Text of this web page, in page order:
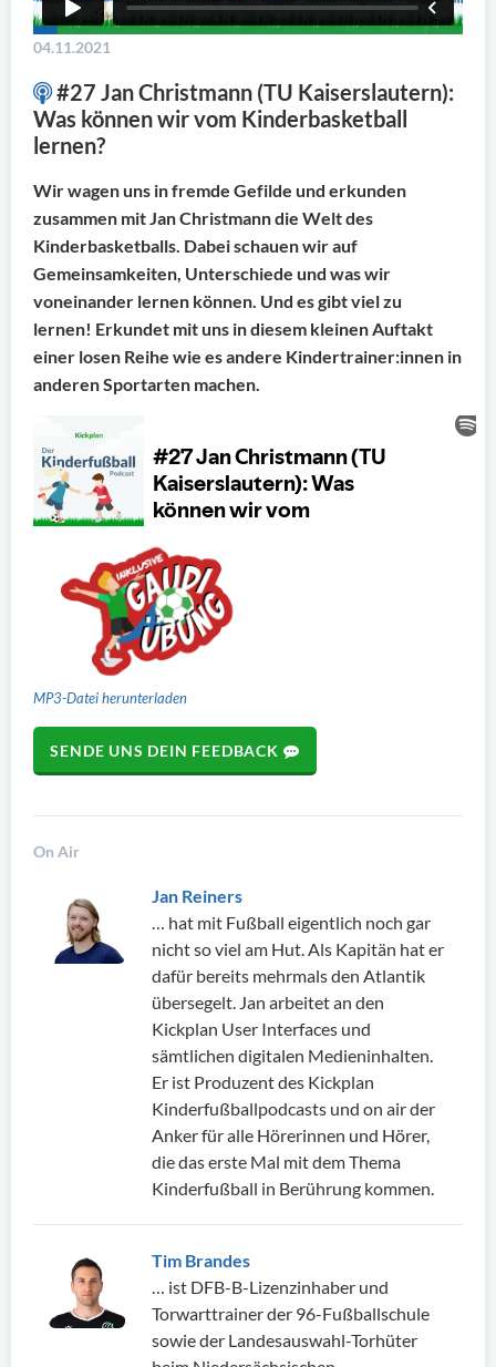
04.11.2021
#27 Jan Christmann (TU Kaiserslautern):
Was können wir vom Kinderbasketball
lernen?
Wir wagen uns in fremde Gefilde und erkunden
zusammen mit Jan Christmann die Welt des
Kinderbasketballs. Dabei schauen wir auf
Gemeinsamkeiten, Unterschiede und was wir
voneinander lernen können. Und es gibt viel zu
lernen! Erkundet mit uns in diesem kleinen Auftakt
einer losen Reihe wie es andere Kindertrainer:innen in
anderen Sportarten machen.
MP3-Datei herunterladen
SENDE UNS DEIN FEEDBACK
On Air
Jan Reiners
… hat mit Fußball eigentlich noch gar
nicht so viel am Hut. Als Kapitän hat er
dafür bereits mehrmals den Atlantik
übersegelt. Jan arbeitet an den
Kickplan User Interfaces und
sämtlichen digitalen Medieninhalten.
Er ist Produzent des Kickplan
Kinderfußballpodcasts und on air der
Anker für alle Hörerinnen und Hörer,
die das erste Mal mit dem Thema
Kinderfußball in Berührung kommen.
Tim Brandes
… ist DFB-B-Lizenzinhaber und
Torwarttrainer der 96-Fußballschule
sowie der Landesauswahl-Torhüter